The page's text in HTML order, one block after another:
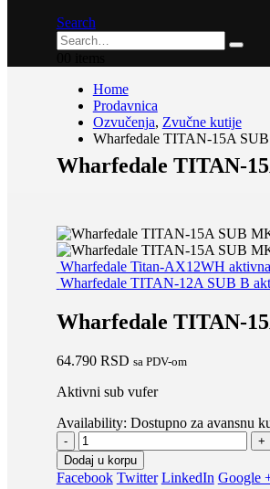
Search
Home
Prodavnica
Ozvučenja, Zvučne kutije
Wharfedale TITAN-15A
Wharfedale TITAN-
Wharfedale Titan-AX12WH
Wharfedale TITAN-12A SUB B
Wharfedale TITAN-
64.790 RSD sa PDV-om
Aktivni sub vufer
Availability: Dostupno za avansnu
-
+
Dodaj u korpu
Facebook Twitter LinkedIn Google